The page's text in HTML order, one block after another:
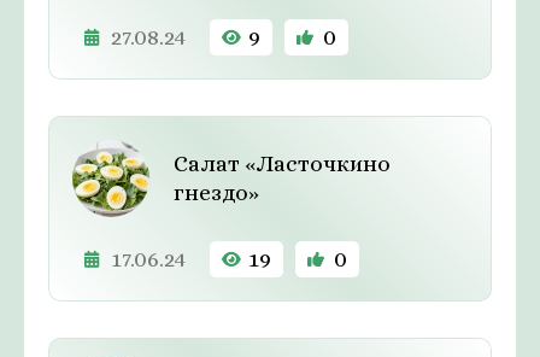
27.08.24 9 0
Салат «Ласточкино
гнездо»
17.06.24 19 0